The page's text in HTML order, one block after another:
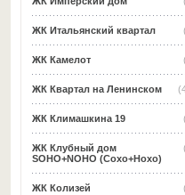
ЖК Итальянский квартал
ЖК Камелот
ЖК Квартал на Ленинском
ЖК Климашкина 19
ЖК Клубный дом
SOHO+NOHO (Сохо+Нохо)
ЖК Колизей